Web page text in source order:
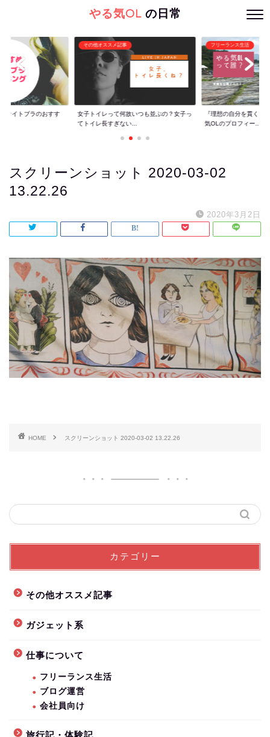
やる気OLの日常
ナイトブラのおすす
その他オススメ記事
女子トイレって何故いつも並ぶの？女子っ
てトイレ長すぎない...
フリーランス生活
『理想の自分を貫くた
気OLのプロフィー...
スクリーンショット 2020-03-02
13.22.26
2020年3月2日
HOME スクリーンショット 2020-03-02 13.22.26
カテゴリー
その他オススメ記事
ガジェット系
仕事について
フリーランス生活
ブログ運営
会社員向け